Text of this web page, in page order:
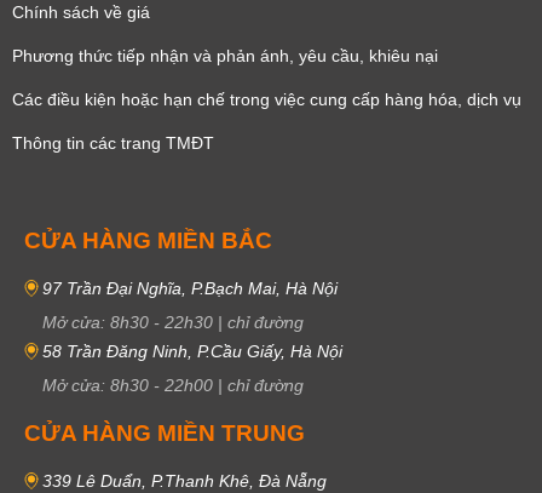
Chính sách về giá
Phương thức tiếp nhận và phản ánh, yêu cầu, khiêu nại
Các điều kiện hoặc hạn chế trong việc cung cấp hàng hóa, dịch vụ
Thông tin các trang TMĐT
CỬA HÀNG MIỀN BẮC
97 Trần Đại Nghĩa, P.Bạch Mai, Hà Nội
Mở cửa: 8h30 - 22h30 | chỉ đường
58 Trần Đăng Ninh, P.Cầu Giấy, Hà Nội
Mở cửa: 8h30 - 22h00 | chỉ đường
CỬA HÀNG MIỀN TRUNG
339 Lê Duẩn, P.Thanh Khê, Đà Nẵng